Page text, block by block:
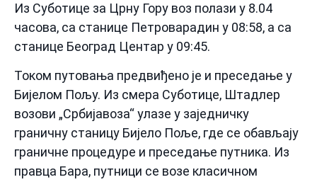
Из Суботице за Црну Гору воз полази у 8.04
часова, са станице Петроварадин у 08:58, а са
станице Београд Центар у 09:45.
Током путовања предвиђено је и преседање у
Бијелом Пољу. Из смера Суботице, Штадлер
возови „Србијавоза“ улазе у заједничку
граничну станицу Бијело Поље, где се обављају
граничне процедуре и преседање путника. Из
правца Бара, путници се возе класичном